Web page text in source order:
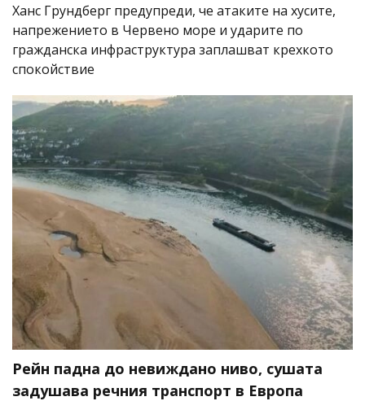
Ханс Грундберг предупреди, че атаките на хусите,
напрежението в Червено море и ударите по
гражданска инфраструктура заплашват крехкото
спокойствие
Рейн падна до невиждано ниво, сушата
задушава речния транспорт в Европа